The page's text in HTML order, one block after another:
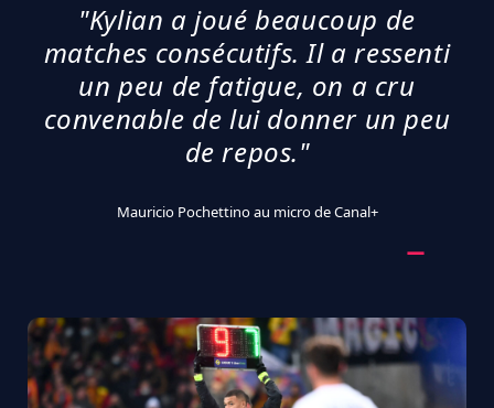
"Kylian a joué beaucoup de
matches consécutifs. Il a ressenti
un peu de fatigue, on a cru
convenable de lui donner un peu
de repos."
Mauricio Pochettino au micro de Canal+